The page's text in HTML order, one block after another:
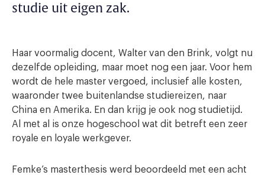
studie uit eigen zak.
Haar voormalig docent, Walter van den Brink, volgt nu
dezelfde opleiding, maar moet nog een jaar. Voor hem
wordt de hele master vergoed, inclusief alle kosten,
waaronder twee buitenlandse studiereizen, naar
China en Amerika. En dan krijg je ook nog studietijd.
Al met al is onze hogeschool wat dit betreft een zeer
royale en loyale werkgever.
Femke’s masterthesis werd beoordeeld met een acht